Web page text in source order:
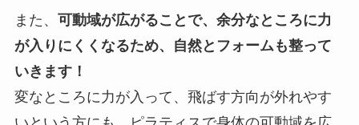
また、 可動域が広がることで、余分なところに力
が入りにくくなるため、自然とフォームも整って
いきます！
変なところに力が入って、飛ばす方向が外れやす